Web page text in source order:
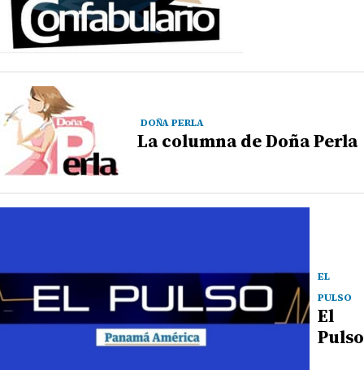
DOÑA PERLA
La columna de Doña Perla
EL
PULSO
El
Pulso